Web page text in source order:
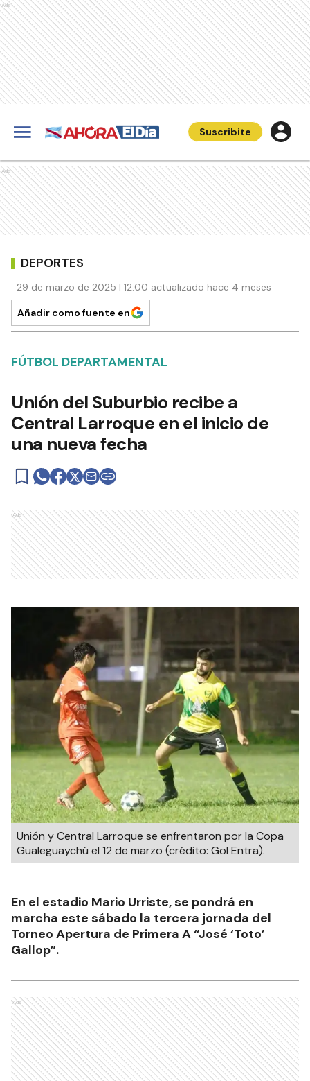
Ads
Suscribite
Ads
DEPORTES
29 de marzo de 2025 | 12:00 actualizado hace 4 meses
Añadir como fuente en
FÚTBOL DEPARTAMENTAL
Unión del Suburbio recibe a
Central Larroque en el inicio de
una nueva fecha
Ads
Unión y Central Larroque se enfrentaron por la Copa
Gualeguaychú el 12 de marzo (crédito: Gol Entra).
En el estadio Mario Urriste, se pondrá en
marcha este sábado la tercera jornada del
Torneo Apertura de Primera A “José ‘Toto’
Gallop”.
Ads